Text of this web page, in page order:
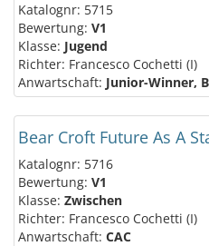
Katalognr: 5715
Bewertung: V1
Klasse: Jugend
Richter: Francesco Cochetti (I)
Anwartschaft: Junior-Winner,
Bear Croft Future As A
Katalognr: 5716
Bewertung: V1
Klasse: Zwischen
Richter: Francesco Cochetti (I)
Anwartschaft: CAC